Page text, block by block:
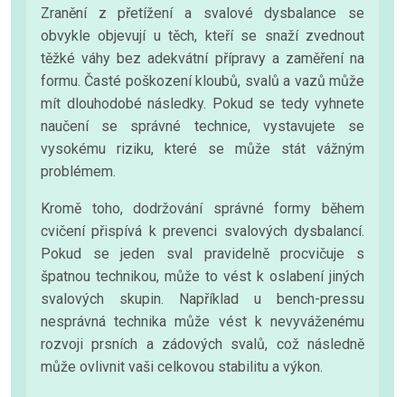
Zranění z přetížení a svalové dysbalance se
obvykle objevují u těch, kteří se snaží zvednout
těžké váhy bez adekvátní přípravy a zaměření na
formu. Časté poškození kloubů, svalů a vazů může
mít dlouhodobé následky. Pokud se tedy vyhnete
naučení se správné technice, vystavujete se
vysokému riziku, které se může stát vážným
problémem.
Kromě toho, dodržování správné formy během
cvičení přispívá k prevenci svalových dysbalancí.
Pokud se jeden sval pravidelně procvičuje s
špatnou technikou, může to vést k oslabení jiných
svalových skupin. Například u bench-pressu
nesprávná technika může vést k nevyváženému
rozvoji prsních a zádových svalů, což následně
může ovlivnit vaši celkovou stabilitu a výkon.